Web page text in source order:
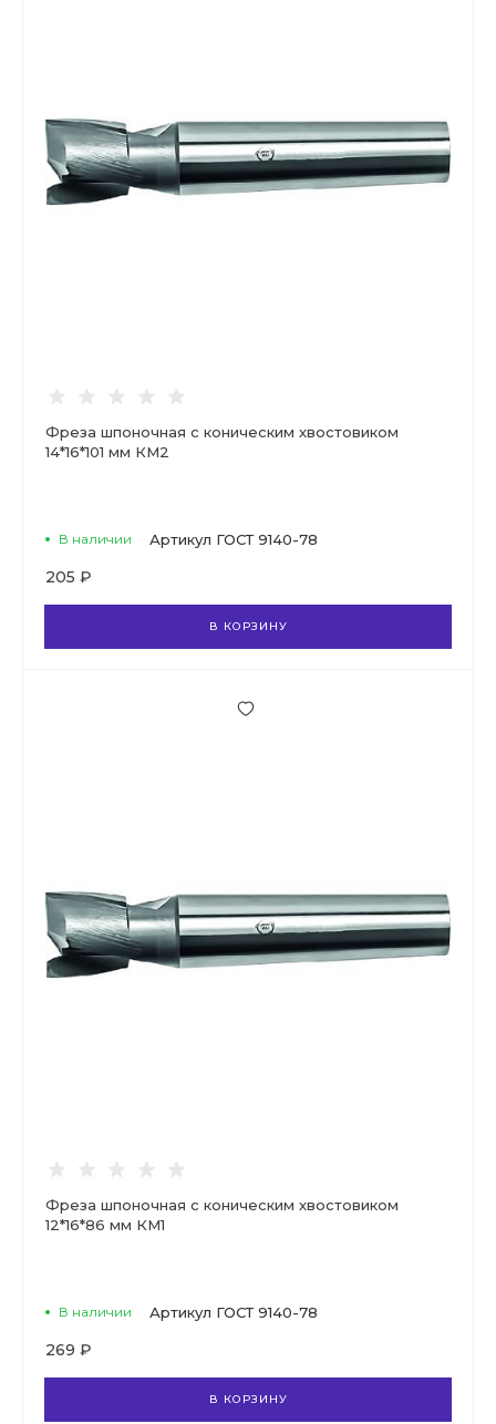
Фреза шпоночная с коническим хвостовиком
14*16*101 мм КМ2
В наличии Артикул ГОСТ 9140-78
205 ₽
В КОРЗИНУ
Фреза шпоночная с коническим хвостовиком
12*16*86 мм КМ1
В наличии Артикул ГОСТ 9140-78
269 ₽
В КОРЗИНУ